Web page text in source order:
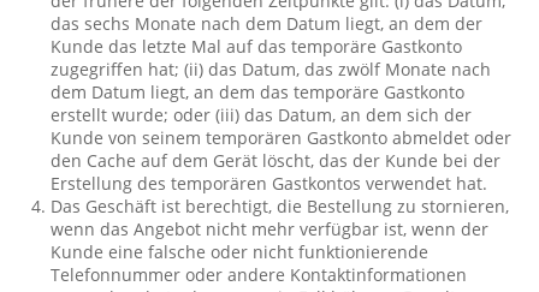
das sechs Monate nach dem Datum liegt, an dem der
Kunde das letzte Mal auf das temporäre Gastkonto
zugegriffen hat; (ii) das Datum, das zwölf Monate nach
dem Datum liegt, an dem das temporäre Gastkonto
erstellt wurde; oder (iii) das Datum, an dem sich der
Kunde von seinem temporären Gastkonto abmeldet oder
den Cache auf dem Gerät löscht, das der Kunde bei der
Erstellung des temporären Gastkontos verwendet hat.
Das Geschäft ist berechtigt, die Bestellung zu stornieren,
wenn das Angebot nicht mehr verfügbar ist, wenn der
Kunde eine falsche oder nicht funktionierende
Telefonnummer oder andere Kontaktinformationen